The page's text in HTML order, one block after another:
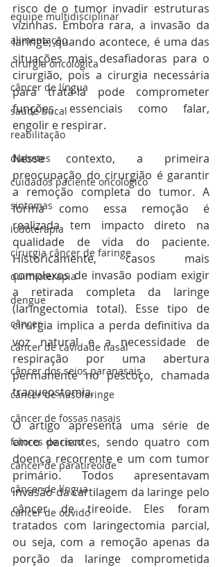
equipe multidisciplinar
alimentação
cirurgia oncológica
câncer de língua
saúde bucal
reabilitação
diabetes
cuidados paciente oncológico
sintomas
iodoterapia
cirurgia câncer de faringe
quimioterapia
dengue
câncer
câncer de cavidade nasal
câncer dos seios paranasais
câncer de nasofaringe
câncer de fossas nasais
fatores de risco
câncer de paratireoide
câncer de língua
câncer de ouvido
risco de o tumor invadir estruturas
vizinhas. Embora rara, a invasão da
laringe, quando acontece, é uma das
situações mais desafiadoras para o
cirurgião, pois a cirurgia necessária
para tratá-la pode comprometer
funções essenciais como falar,
engolir e respirar.
Nesse contexto, a primeira
preocupação do cirurgião é garantir
a remoção completa do tumor. A
forma como essa remoção é
realizada tem impacto direto na
qualidade de vida do paciente.
Historicamente, casos mais
complexos de invasão podiam exigir
a retirada completa da laringe
(laringectomia total). Esse tipo de
cirurgia implica a perda definitiva da
voz natural e a necessidade de
respiração por uma abertura
permanente no pescoço, chamada
traqueostomia.
O artigo apresenta uma série de
cinco pacientes, sendo quatro com
doença recorrente e um com tumor
primário. Todos apresentavam
invasão da cartilagem da laringe pelo
câncer de tireoide. Eles foram
tratados com laringectomia parcial,
ou seja, com a remoção apenas da
porção da laringe comprometida